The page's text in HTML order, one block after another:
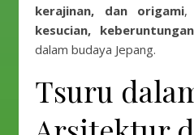
kerajinan, dan origami,
kesucian,
dalam budaya Jepang.
Tsuru